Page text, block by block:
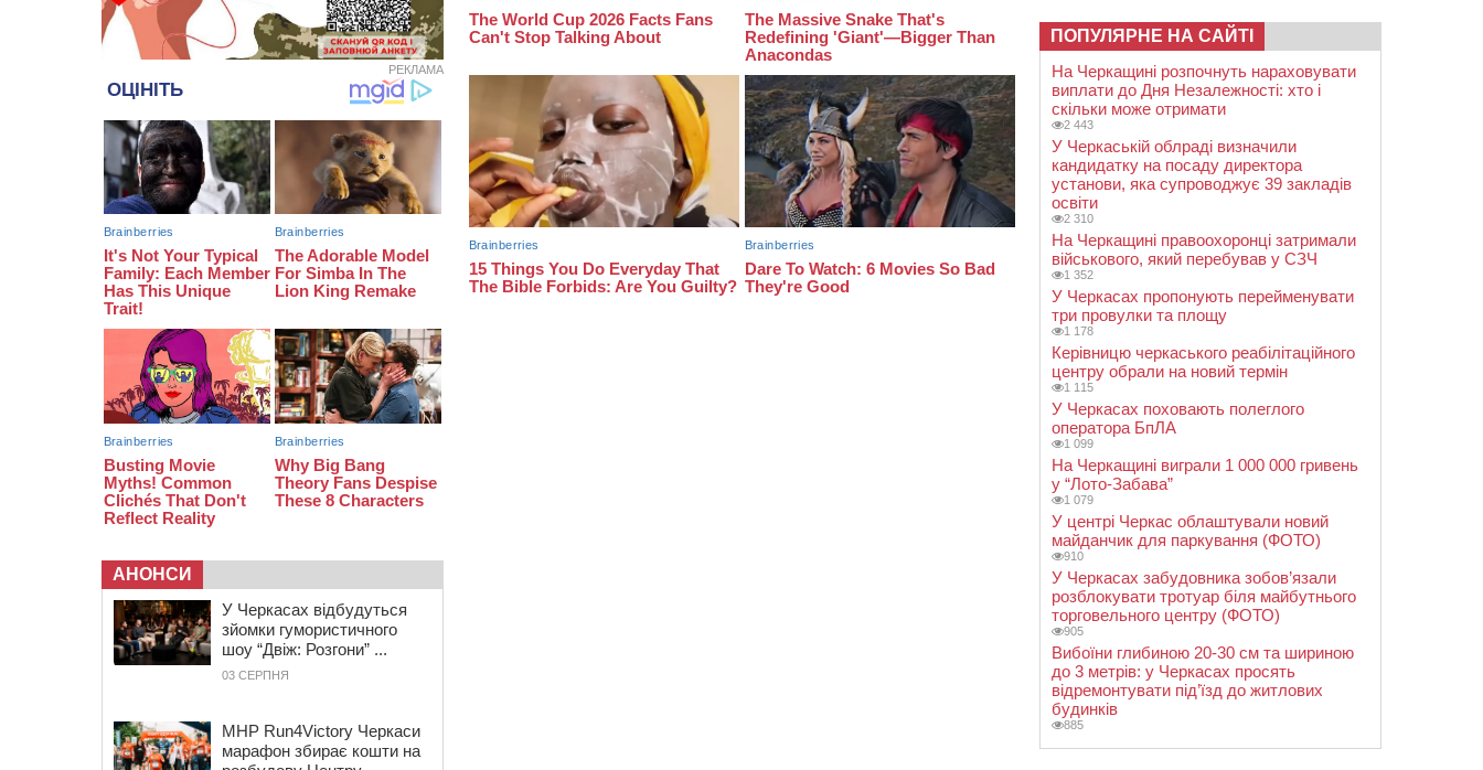
10:10
На Черкащині п’яний мотоцикліст
зіткнувся з мопедом: двоє людей у
лікарні
09:42 Ветерани МСК “Дніпро” вибороли
бронзу чемпіонату України
08:57 На Уманщині підрядника
зобов’язали сплатити понад 670
тис грн штрафу за незаконні зміни
до договору
директора Мокрокалигірського
психоневрологічного інтернату
07:23 Уманські міграційники видворили з
термін у колонії
РЕКЛАМА
АНОНСИ
У Черкасах відбудуться
зйомки гумористичного
шоу “Двіж: Розгони” ...
03 СЕРПНЯ
MHP Run4Victory Черкаси
марафон збирає кошти на
ПОПУЛЯРНЕ НА САЙТІ
На Черкащині розпочнуть нараховувати
виплати до Дня Незалежності: хто і
скільки може отримати
2 443
У Черкаській облраді визначили
кандидатку на посаду директора
установи, яка супроводжує 39 закладів
освіти
2 310
На Черкащині правоохоронці затримали
військового, який перебував у СЗЧ
1 352
У Черкасах пропонують перейменувати
три провулки та площу
1 178
Керівницю черкаського реабілітаційного
центру обрали на новий термін
1 115
У Черкасах поховають полеглого
оператора БпЛА
1 099
На Черкащині виграли 1 000 000 гривень
у “Лото-Забава”
1 079
У центрі Черкас облаштували новий
майданчик для паркування (ФОТО)
910
У Черкасах забудовника зобов’язали
розблокувати тротуар біля майбутнього
торговельного центру (ФОТО)
905
Вибоїни глибиною 20-30 см та шириною
до 3 метрів: у Черкасах просять
відремонтувати під’їзд до житлових
будинків
885